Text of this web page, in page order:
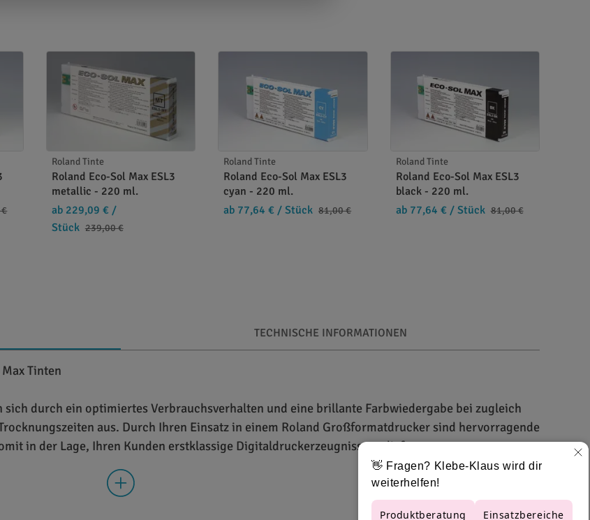
Roland Tinte
Roland Eco-Sol Max ESL3
metallic - 220 ml.
ab 229,09 € /
Stück 239,00 €
Roland Tinte
Roland Eco-Sol Max ESL3
cyan - 220 ml.
ab 77,64 € / Stück 81,00 €
Roland Tinte
Roland Eco-Sol Max ESL3
black - 220 ml.
ab 77,64 € / Stück 81,00 €
TECHNISCHE INFORMATIONEN
Tinten
sich durch ein optimiertes Verbrauchsverhalten und eine brillante Farbwiedergabe bei zugleich
aus. Durch Ihren Einsatz in einem Roland Großformatdrucker sind hervorragende
in der Lage, Ihren Kunden erstklassige Digitaldruckerzeugnisse zu liefern.